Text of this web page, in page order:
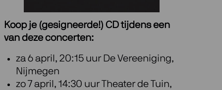
Koop je (gesigneerde!) CD tijdens een
van deze concerten:
za 6 april, 20:15 uur De Vereeniging,
Nijmegen
zo 7 april, 14:30 uur Theater de Tuin,